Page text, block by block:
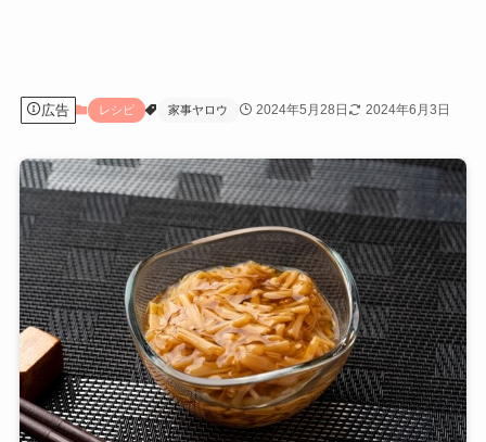
広告 レシピ 家事ヤロウ 2024年5月28日 2024年6月3日